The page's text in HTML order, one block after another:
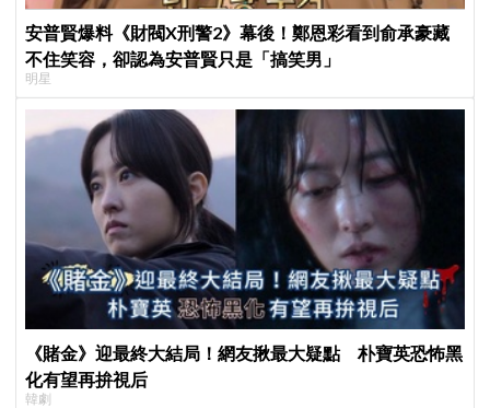
安普賢爆料《財閥X刑警2》幕後！鄭恩彩看到俞承豪藏
不住笑容，卻認為安普賢只是「搞笑男」
明星
《賭金》迎最終大結局！網友揪最大疑點 朴寶英恐怖黑
化有望再拚視后
韓劇